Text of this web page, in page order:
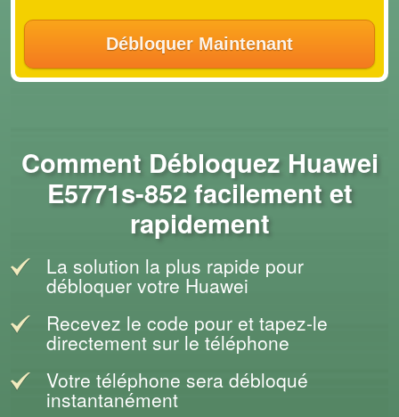
Débloquer Maintenant
Comment Débloquez Huawei
E5771s-852 facilement et
rapidement
La solution la plus rapide pour
débloquer votre Huawei
Recevez le code pour et tapez-le
directement sur le téléphone
Votre téléphone sera débloqué
instantanément